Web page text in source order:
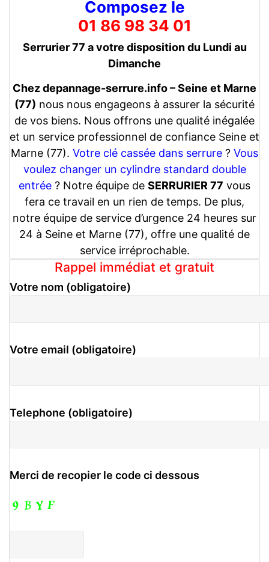
Composez le
01 86 98 34 01
Serrurier 77 a votre disposition du Lundi au
Dimanche
Chez depannage-serrure.info – Seine et Marne
(77) nous nous engageons à assurer la sécurité
de vos biens. Nous offrons une qualité inégalée
et un service professionnel de confiance Seine et
Marne (77). Votre clé cassée dans serrure ? Vous
voulez changer un cylindre standard double
entrée ? Notre équipe de SERRURIER 77 vous
fera ce travail en un rien de temps. De plus,
notre équipe de service d’urgence 24 heures sur
24 à Seine et Marne (77), offre une qualité de
service irréprochable.
Rappel immédiat et gratuit
Votre nom (obligatoire)
Votre email (obligatoire)
Telephone (obligatoire)
Merci de recopier le code ci dessous